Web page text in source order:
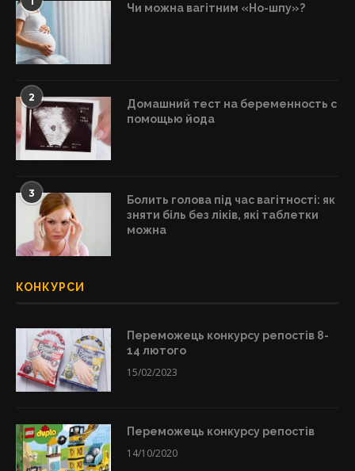
Чи можна вагітним «Но-шпу»?
2
Домашний тест на беременность с
помощью йода
3
Болить голова під час вагітності: як
зняти біль без ліків, які таблетки
можна
КОНКУРСИ
Переможець конкурсу репостів 8-
14 лютого
15/02/2023
Переможець конкурсу репостів
14/10/2020